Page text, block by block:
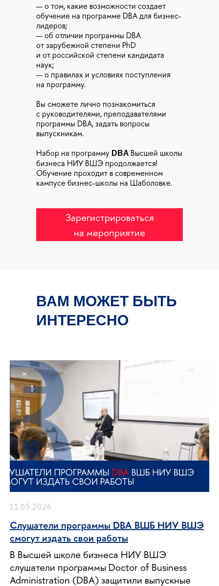
— о том, какие возможности создает
обучение на программе DBA для бизнес-
лидеров;
— об отличии программы DBA
от зарубежной степени PhD
и от российской степени кандидата
наук;
— о правилах и условиях поступления
на программу.
Вы сможете лично познакомиться
с руководителями, преподавателями
программы DBA, задать вопросы
выпускникам.
Набор на программу DBA Высшей школы
бизнеса НИУ ВШЭ продолжается!
Обучение проходит в современном
кампусе бизнес-школы на Шаболовке.
Зарегистрироваться
на мероприятие
ВАМ МОЖЕТ БЫТЬ
ИНТЕРЕСНО
11.05.2026
Слушатели программы DBA ВШБ НИУ ВШЭ
смогут издать свои работы
В Высшей школе бизнеса НИУ ВШЭ
слушатели программы Doctor of Business
Administration (DBA) защитили выпускные